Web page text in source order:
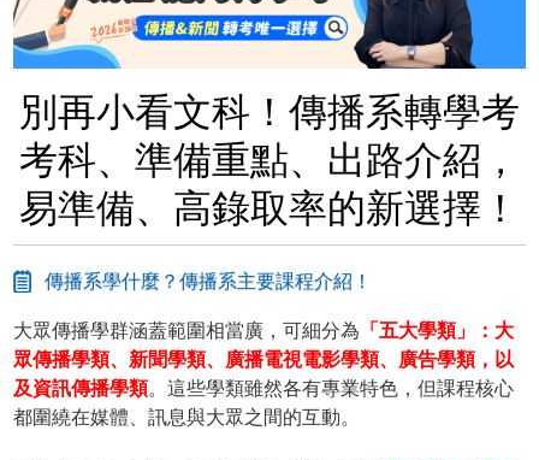
別再小看文科！傳播系轉學考
考科、準備重點、出路介紹，
易準備、高錄取率的新選擇！
傳播系學什麼？傳播系主要課程介紹！
大眾傳播學群涵蓋範圍相當廣，可細分為 「五大學類」：大
眾傳播學類、新聞學類、廣播電視電影學類、廣告學類，以
及資訊傳播學類。這些學類雖然各有專業特色，但課程核心
都圍繞在媒體、訊息與大眾之間的互動。